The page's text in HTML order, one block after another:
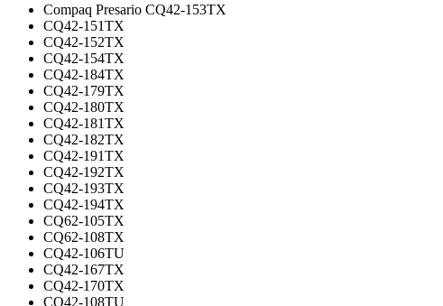
Compaq Presario CQ42-153TX
CQ42-151TX
CQ42-152TX
CQ42-154TX
CQ42-184TX
CQ42-179TX
CQ42-180TX
CQ42-181TX
CQ42-182TX
CQ42-191TX
CQ42-192TX
CQ42-193TX
CQ42-194TX
CQ62-105TX
CQ62-108TX
CQ42-106TU
CQ42-167TX
CQ42-170TX
CQ42-108TU